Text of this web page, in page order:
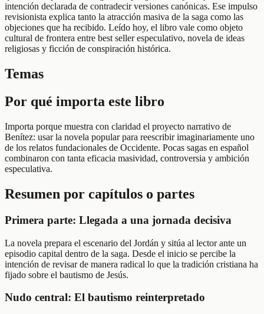
intención declarada de contradecir versiones canónicas. Ese impulso
revisionista explica tanto la atracción masiva de la saga como las
objeciones que ha recibido. Leído hoy, el libro vale como objeto
cultural de frontera entre best seller especulativo, novela de ideas
religiosas y ficción de conspiración histórica.
Temas
Por qué importa este libro
Importa porque muestra con claridad el proyecto narrativo de
Benítez: usar la novela popular para reescribir imaginariamente uno
de los relatos fundacionales de Occidente. Pocas sagas en español
combinaron con tanta eficacia masividad, controversia y ambición
especulativa.
Resumen por capítulos o partes
Primera parte: Llegada a una jornada decisiva
La novela prepara el escenario del Jordán y sitúa al lector ante un
episodio capital dentro de la saga. Desde el inicio se percibe la
intención de revisar de manera radical lo que la tradición cristiana ha
fijado sobre el bautismo de Jesús.
Nudo central: El bautismo reinterpretado